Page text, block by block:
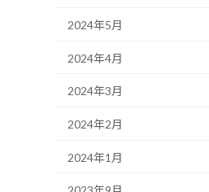
2024年5月
2024年4月
2024年3月
2024年2月
2024年1月